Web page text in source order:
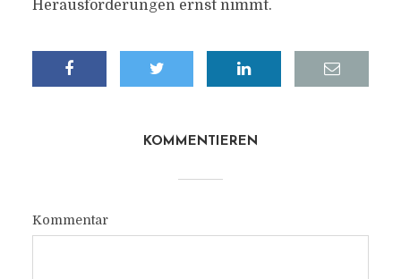
Herausforderungen ernst nimmt.
KOMMENTIEREN
Kommentar